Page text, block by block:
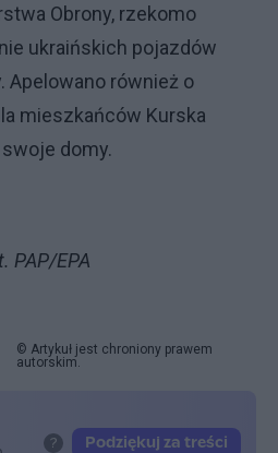
Obrony, rzekomo
ukraińskich pojazdów
Apelowano również o
mieszkańców Kurska
domy.
PAP/EPA
© Artykuł jest chroniony prawem
autorskim.